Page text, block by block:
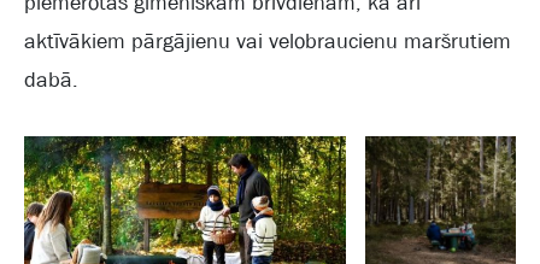
aktīvākiem pārgājienu vai velobraucienu maršrutiem
dabā.